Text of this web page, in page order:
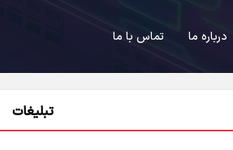
درباره ما تماس با ما
تبلیغات